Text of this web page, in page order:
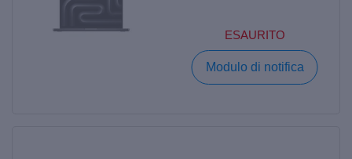
ESAURITO
Modulo di notifica